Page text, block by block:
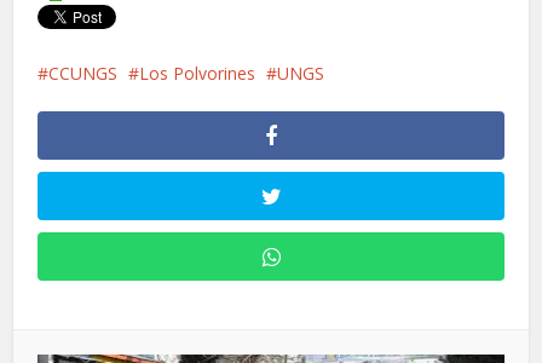
CCUNGS Los Polvorines UNGS